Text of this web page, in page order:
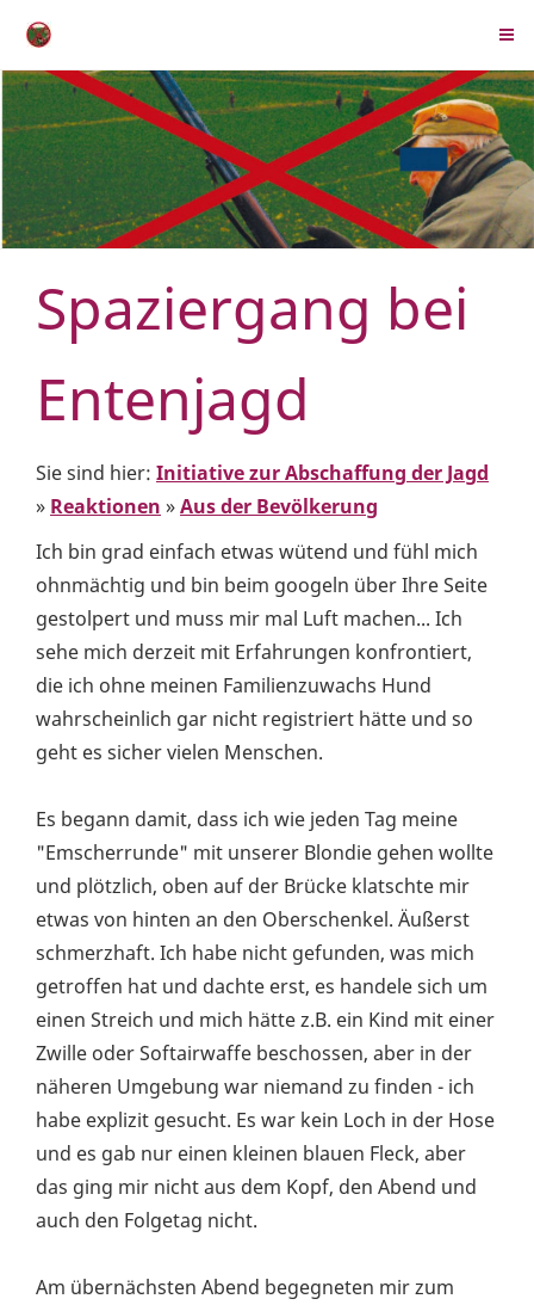
Spaziergang bei
Entenjagd
Sie sind hier: Initiative zur Abschaffung der Jagd
» Reaktionen »Aus der Bevölkerung
Ich bin grad einfach etwas wütend und fühl mich
ohnmächtig und bin beim googeln über Ihre Seite
gestolpert und muss mir mal Luft machen... Ich
sehe mich derzeit mit Erfahrungen konfrontiert,
die ich ohne meinen Familienzuwachs Hund
wahrscheinlich gar nicht registriert hätte und so
geht es sicher vielen Menschen.
Es begann damit, dass ich wie jeden Tag meine
"Emscherrunde" mit unserer Blondie gehen wollte
und plötzlich, oben auf der Brücke klatschte mir
etwas von hinten an den Oberschenkel. Äußerst
schmerzhaft. Ich habe nicht gefunden, was mich
getroffen hat und dachte erst, es handele sich um
einen Streich und mich hätte z.B. ein Kind mit einer
Zwille oder Softairwaffe beschossen, aber in der
näheren Umgebung war niemand zu finden - ich
habe explizit gesucht. Es war kein Loch in der Hose
und es gab nur einen kleinen blauen Fleck, aber
das ging mir nicht aus dem Kopf, den Abend und
auch den Folgetag nicht.
Am übernächsten Abend begegneten mir zum